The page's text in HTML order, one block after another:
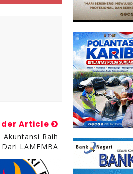
Article
Akuntansi Raih
LAMEMBA